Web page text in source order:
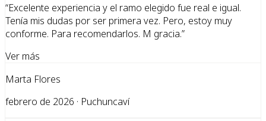
“Excelente experiencia y el ramo elegido fue real e igual.
Tenía mis dudas por ser primera vez. Pero, estoy muy
conforme. Para recomendarlos. M gracia.”
Ver más
Marta Flores
febrero de 2026 · Puchuncaví